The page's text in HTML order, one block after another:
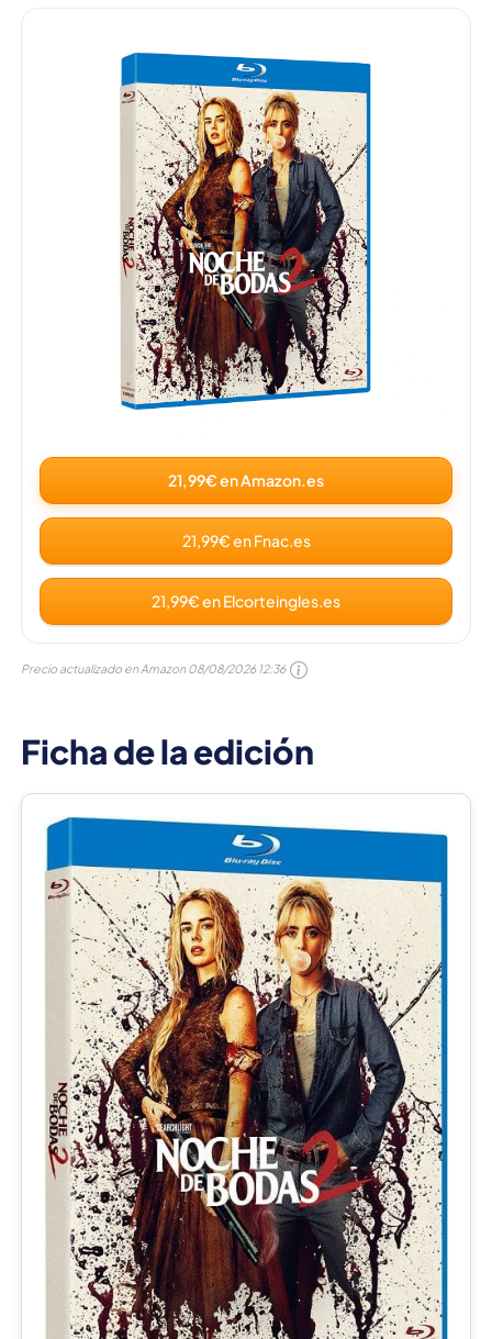
21,99€ en Amazon.es
21,99€ en Fnac.es
21,99€ en Elcorteingles.es
Precio actualizado en Amazon 08/08/2026 12:36
Ficha de la edición